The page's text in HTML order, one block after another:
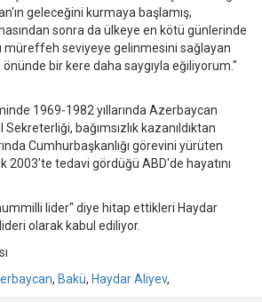
geleceğini kurmaya başlamış,
sonra da ülkeye en kötü günlerinde
müreffeh seviyeye gelinmesini sağlayan
önünde bir kere daha saygıyla eğiliyorum."
1969-1982 yıllarında Azerbaycan
bağımsızlık kazanıldıktan
Cumhurbaşkanlığı görevini yürüten
2003'te tedavi gördüğü ABD'de hayatını
lider" diye hitap ettikleri Haydar
olarak kabul ediliyor.
, Bakü, Haydar Aliyev,